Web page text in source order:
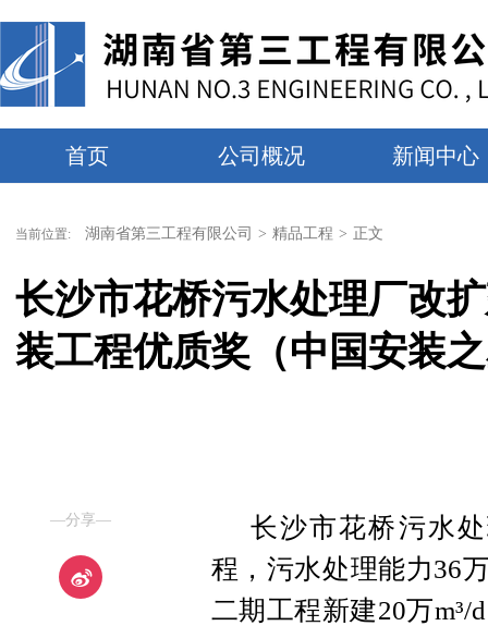
首页 公司概况 新闻中心
当前位置: 湖南省第三工程有限公司 > 精品工程 > 正文
长沙市花桥污水处理厂改
装工程优质奖（中国安装
—分享—
长沙市花桥污水
程，污水处理能力36
二期工程新建20万